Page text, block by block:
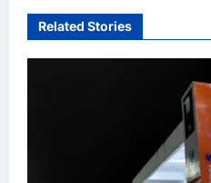
i
g
Related Stories